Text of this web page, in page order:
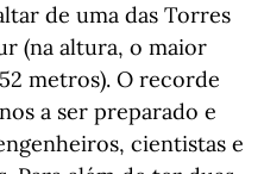
de uma das Torres
(na altura, o maior
metros). O recorde
a ser preparado e
cientistas e